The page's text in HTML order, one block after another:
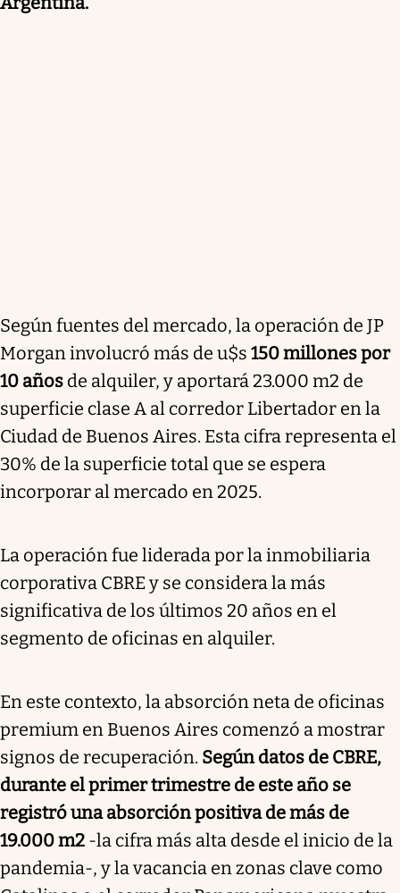
Según fuentes del mercado, la operación de JP
Morgan involucró más de u$s 150 millones por
10 años de alquiler, y aportará 23.000 m2 de
superficie clase A al corredor Libertador en la
Ciudad de Buenos Aires. Esta cifra representa el
30% de la superficie total que se espera
incorporar al mercado en 2025.
La operación fue liderada por la inmobiliaria
corporativa CBRE y se considera la más
significativa de los últimos 20 años en el
segmento de oficinas en alquiler.
En este contexto, la absorción neta de oficinas
premium en Buenos Aires comenzó a mostrar
signos de recuperación. Según datos de CBRE,
durante el primer trimestre de este año se
registró una absorción positiva de más de
19.000 m2 -la cifra más alta desde el inicio de la
pandemia-, y la vacancia en zonas clave como